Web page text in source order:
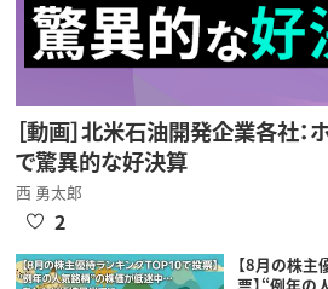
［動画］北米石油開発企業各社
で驚異的な好決算
西 勇太郎
2
【8月の株